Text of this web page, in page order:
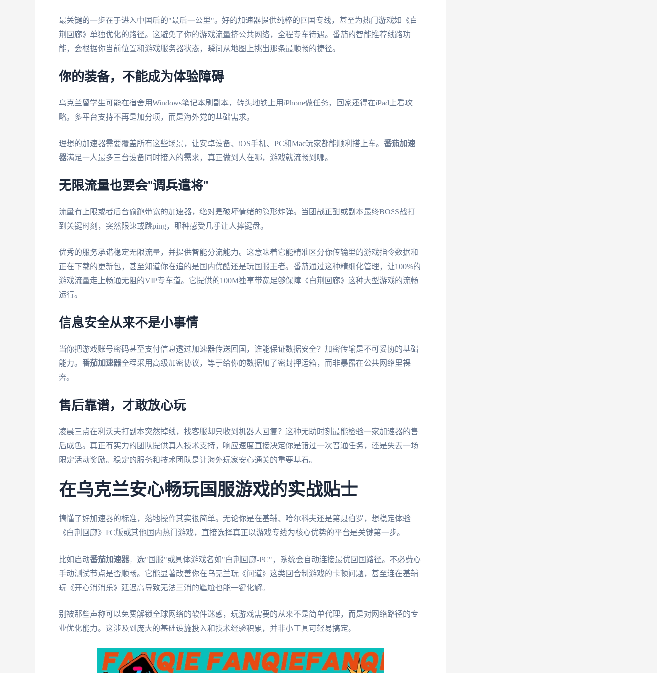
最关键的一步在于进入中国后的"最后一公里"。好的加速器提供纯粹的回国专线，甚至为热门游戏如《白
荆回廊》单独优化的路径。这避免了你的游戏流量挤公共网络，全程专车待遇。番茄的智能推荐线路功
能，会根据你当前位置和游戏服务器状态，瞬间从地图上挑出那条最顺畅的捷径。
你的装备，不能成为体验障碍
乌克兰留学生可能在宿舍用Windows笔记本刷副本，转头地铁上用iPhone做任务，回家还得在iPad上看攻
略。多平台支持不再是加分项，而是海外党的基础需求。
理想的加速器需要覆盖所有这些场景，让安卓设备、iOS手机、PC和Mac玩家都能顺利搭上车。 番茄加速
器满足一人最多三台设备同时接入的需求，真正做到人在哪，游戏就流畅到哪。
无限流量也要会"调兵遣将"
流量有上限或者后台偷跑带宽的加速器，绝对是破坏情绪的隐形炸弹。当团战正酣或副本最终BOSS战打
到关键时刻，突然限速或跳ping，那种感受几乎让人摔键盘。
优秀的服务承诺稳定无限流量，并提供智能分流能力。这意味着它能精准区分你传输里的游戏指令数据和
正在下载的更新包，甚至知道你在追的是国内优酷还是玩国服王者。番茄通过这种精细化管理，让100%的
游戏流量走上畅通无阻的VIP专车道。它提供的100M独享带宽足够保障《白荆回廊》这种大型游戏的流畅
运行。
信息安全从来不是小事情
当你把游戏账号密码甚至支付信息透过加速器传送回国，谁能保证数据安全？加密传输是不可妥协的基础
能力。 番茄加速器全程采用高级加密协议，等于给你的数据加了密封押运箱，而非暴露在公共网络里裸
奔。
售后靠谱，才敢放心玩
凌晨三点在利沃夫打副本突然掉线，找客服却只收到机器人回复？这种无助时刻最能检验一家加速器的售
后成色。真正有实力的团队提供真人技术支持，响应速度直接决定你是错过一次普通任务，还是失去一场
限定活动奖励。稳定的服务和技术团队是让海外玩家安心通关的重要基石。
在乌克兰安心畅玩国服游戏的实战贴士
搞懂了好加速器的标准，落地操作其实很简单。无论你是在基辅、哈尔科夫还是第聂伯罗，想稳定体验
《白荆回廊》PC版或其他国内热门游戏，直接选择真正以游戏专线为核心优势的平台是关键第一步。
比如启动番茄加速器，选"国服"或具体游戏名如"白荆回廊-PC"，系统会自动连接最优回国路径。不必费心
手动测试节点是否顺畅。它能显著改善你在乌克兰玩《问道》这类回合制游戏的卡顿问题，甚至连在基辅
玩《开心消消乐》延迟高导致无法三消的尴尬也能一键化解。
别被那些声称可以免费解锁全球网络的软件迷惑，玩游戏需要的从来不是简单代理，而是对网络路径的专
业优化能力。这涉及到庞大的基础设施投入和技术经验积累，并非小工具可轻易搞定。